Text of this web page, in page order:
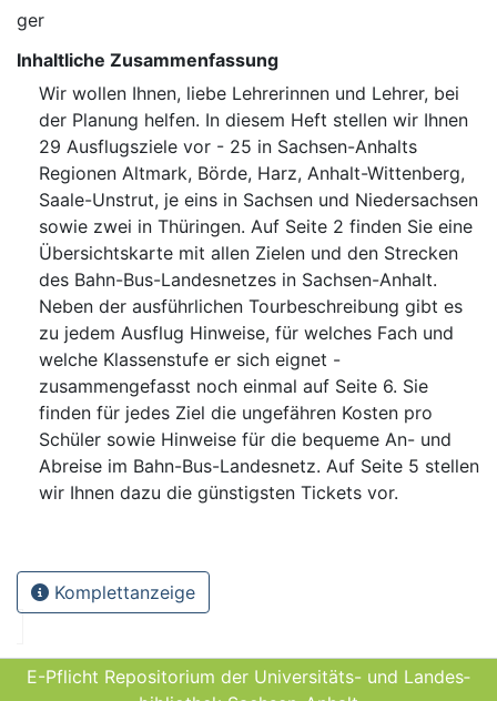
ger
Inhaltliche Zusammenfassung
Wir wollen Ihnen, liebe Lehrerinnen und Lehrer, bei
der Planung helfen. In diesem Heft stellen wir Ihnen
29 Ausflugsziele vor - 25 in Sachsen-Anhalts
Regionen Altmark, Börde, Harz, Anhalt-Wittenberg,
Saale-Unstrut, je eins in Sachsen und Niedersachsen
sowie zwei in Thüringen. Auf Seite 2 finden Sie eine
Übersichtskarte mit allen Zielen und den Strecken
des Bahn-Bus-Landesnetzes in Sachsen-Anhalt.
Neben der ausführlichen Tourbeschreibung gibt es
zu jedem Ausflug Hinweise, für welches Fach und
welche Klassenstufe er sich eignet -
zusammengefasst noch einmal auf Seite 6. Sie
finden für jedes Ziel die ungefähren Kosten pro
Schüler sowie Hinweise für die bequeme An- und
Abreise im Bahn-Bus-Landesnetz. Auf Seite 5 stellen
wir Ihnen dazu die günstigsten Tickets vor.
Komplettanzeige
E-Pflicht Repositorium der Universitäts- und Landes­